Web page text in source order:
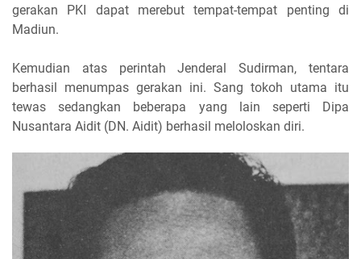
gerakan PKI dapat merebut tempat-tempat penting di
Madiun.
Kemudian atas perintah Jenderal Sudirman, tentara
berhasil menumpas gerakan ini. Sang tokoh utama itu
tewas sedangkan beberapa yang lain seperti Dipa
Nusantara Aidit (DN. Aidit) berhasil meloloskan diri.